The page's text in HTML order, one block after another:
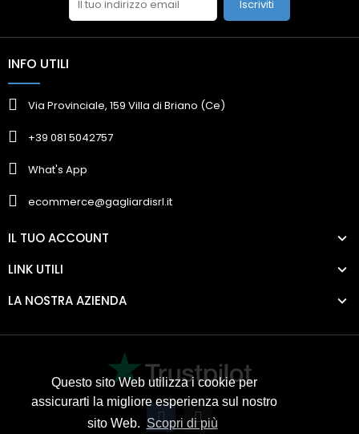
Questo sito Web utilizza i cookie per
assicurarti la migliore esperienza sul nostro
sito Web. Scopri di più
Iscriviti
INFO UTILI
Via Provinciale, 159 Villa di Briano (Ce)
+39 081 5042757
What's App
ecommerce@gagliardisrl.it
IL TUO ACCOUNT
LINK UTILI
LA NOSTRA AZIENDA